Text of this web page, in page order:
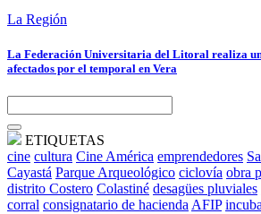
La Región
La Federación Universitaria del Litoral realiza
afectados por el temporal en Vera
ETIQUETAS
cine cultura Cine América emprendedores
Cayastá Parque Arqueológico ciclovía obra
distrito Costero Colastiné desagües pluviales
corral consignatario de hacienda AFIP